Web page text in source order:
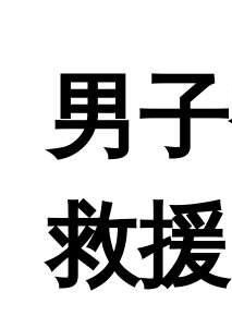
男
救援